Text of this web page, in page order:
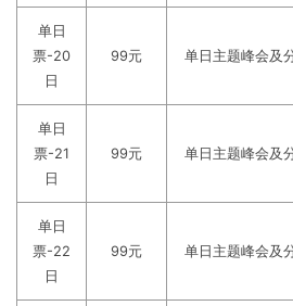
单日
票-20
日
99元 单日主题峰会及
单日
票-21
日
99元 单日主题峰会及
单日
票-22
日
99元 单日主题峰会及